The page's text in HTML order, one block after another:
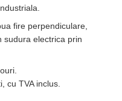
fire perpendiculare,
sudura electrica prin
cu TVA inclus.